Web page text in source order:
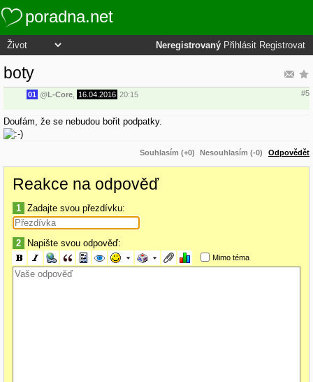
poradna.net
Neregistrovaný Přihlásit Registrovat
boty
01 @L-Core 16.04.2016 20:15 #5
Doufám, že se nebudou bořit podpatky.
Souhlasím (+0) Nesouhlasím (-0) Odpovědět
Reakce na odpověď
1 Zadajte svou přezdívku:
2 Napište svou odpověď:
Mimo téma